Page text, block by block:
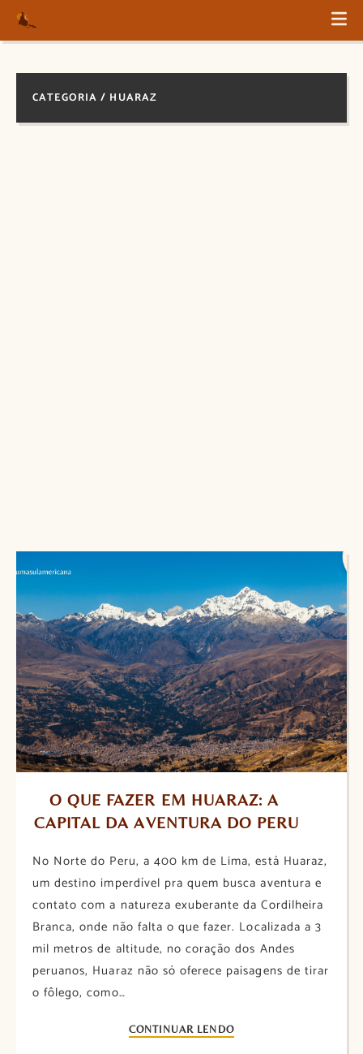
CATEGORIA / HUARAZ
O QUE FAZER EM HUARAZ: A
CAPITAL DA AVENTURA DO PERU
No Norte do Peru, a 400 km de Lima, está Huaraz,
um destino imperdível pra quem busca aventura e
contato com a natureza exuberante da Cordilheira
Branca, onde não falta o que fazer. Localizada a 3
mil metros de altitude, no coração dos Andes
peruanos, Huaraz não só oferece paisagens de tirar
o fôlego, como…
CONTINUAR LENDO